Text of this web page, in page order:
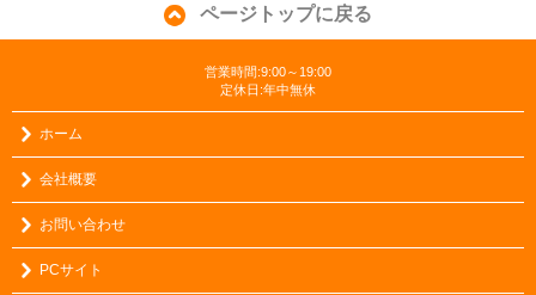
ページトップに戻る
営業時間:9:00～19:00
定休日:年中無休
ホーム
会社概要
お問い合わせ
PCサイト